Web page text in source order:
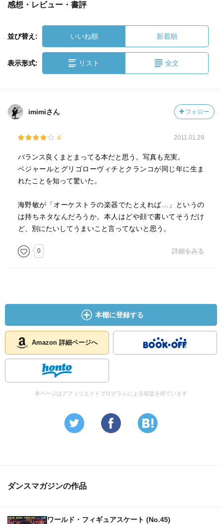
感想・レビュー・書評
並び替え: いいね順 新着順
表示形式: リスト 全文
imimiさん フォロー
4 2011.01.29
バランス良くまとまってる本だと思う。写真も充実。
ベジャールとグリゴローヴィチとクランコが同じ年に生ま
れたことを知って驚いた。
海野敏が「オーケストラの楽器でたとえれば…」というの
は持ちネタなんだろうか。本人はどや顔で書いてそうだけ
ど、別にたいしてうまいこと言ってないと思う。
0 詳細をみる
本棚に登録する
Amazon 詳細ページへ
本ページはアフィリエイトプログラムによる収益を得ています
ダンスマガジンの作品
ワールド・フィギュアスケート (No.45)